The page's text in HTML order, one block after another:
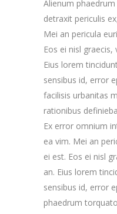
Alienum
detraxit periculis
Mei an pericula
Eos ei nisl
Eius lorem
sensibus id, error
facilisis urbanitas
rationibus
Ex error omnium
ea vim. Mei an
ei est. Eos ei nisl
an. Eius lorem
sensibus id, error
phaedrum